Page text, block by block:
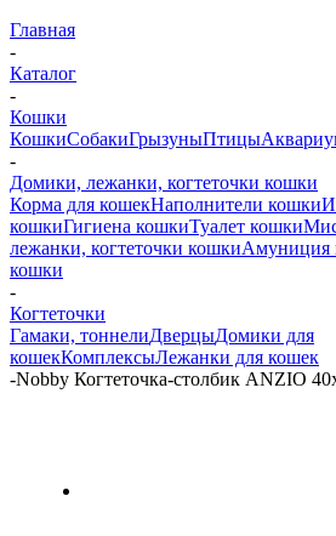
Главная
-
Каталог
-
Кошки
КошкиСобакиГрызуныПтицы
-
Домики, лежанки, когтеточки кошки
Корма для кошекНаполнители кошки
кошкиГигиена кошкиТуалет кошки
лежанки, когтеточки кошкиАмуниция
кошки
-
Когтеточки
Гамаки, тоннелиДверцыДомики для
кошекКомплексыЛежанки для кошек
-Nobby Когтеточка-столбик ANZIO